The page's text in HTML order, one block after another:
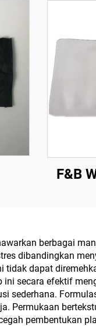
F&B
berbagai
dibandingkan
tidak dapat
secara efektif
sederhana.
Permukaan
pembentukan